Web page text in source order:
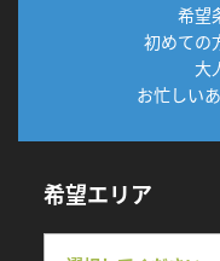
希望
初めての
大
お忙しい
希望エリア